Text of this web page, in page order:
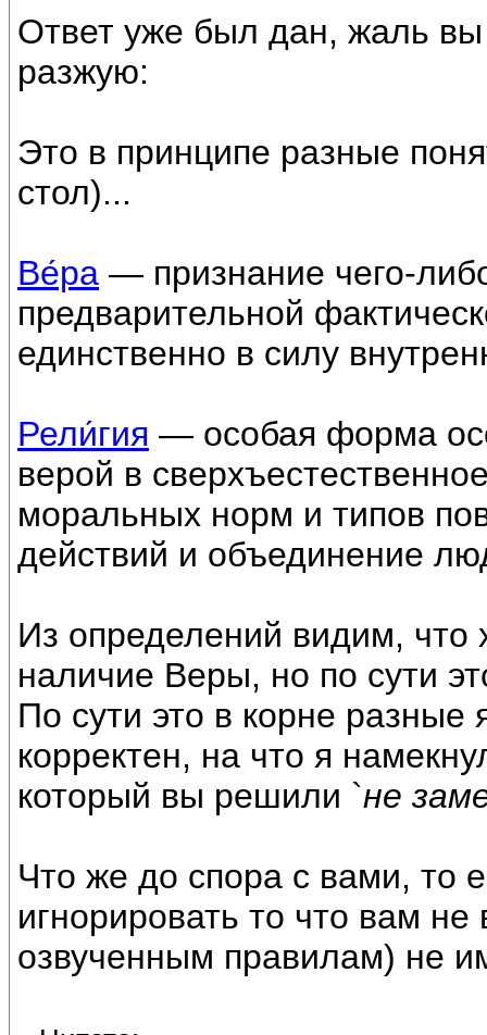
Ответ уже был дан, жаль вы
разжую:
Это в принципе разные
стол)...
Ве́ра — признание чего-
предварительной
единственно в силу
Рели́гия — особая форма
верой в
моральных норм и типов
действий и объединение
Из определений видим, что
наличие Веры, но по сути
По сути это в корне
корректен, на что я
который вы решили `не
Что же до спора с вами, то
игнорировать то что вам
озвученным правилам) не